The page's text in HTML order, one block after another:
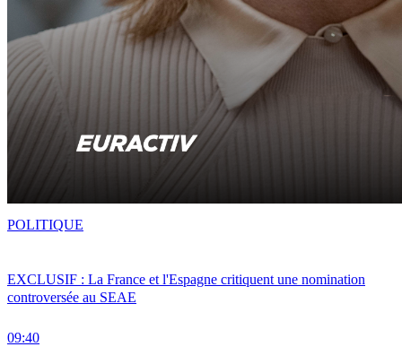
EXCLUSIF : La France et l'Espagne critiquent une nomination
controversée au SEAE
09:40
POLITIQUE